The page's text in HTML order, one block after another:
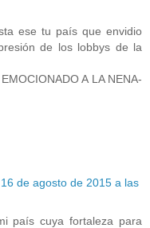
ese tu país que envidio
de los lobbys de la
A LA NENA-
16 de agosto de 2015 a las
país cuya fortaleza para